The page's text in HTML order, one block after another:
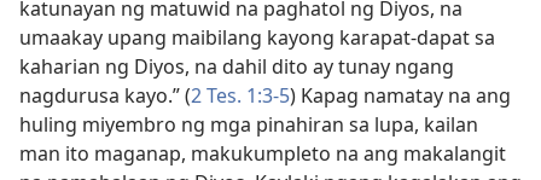
katunayan ng matuwid na paghatol ng Diyos, na
umaakay upang maibilang kayong karapat-dapat sa
kaharian ng Diyos, na dahil dito ay tunay ngang
nagdurusa kayo.” (2 Tes. 1:3-5) Kapag namatay na ang
huling miyembro ng mga pinahiran sa lupa, kailan
man ito maganap, makukumpleto na ang makalangit